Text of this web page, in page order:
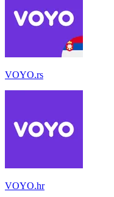
VOYO.rs
VOYO.hr